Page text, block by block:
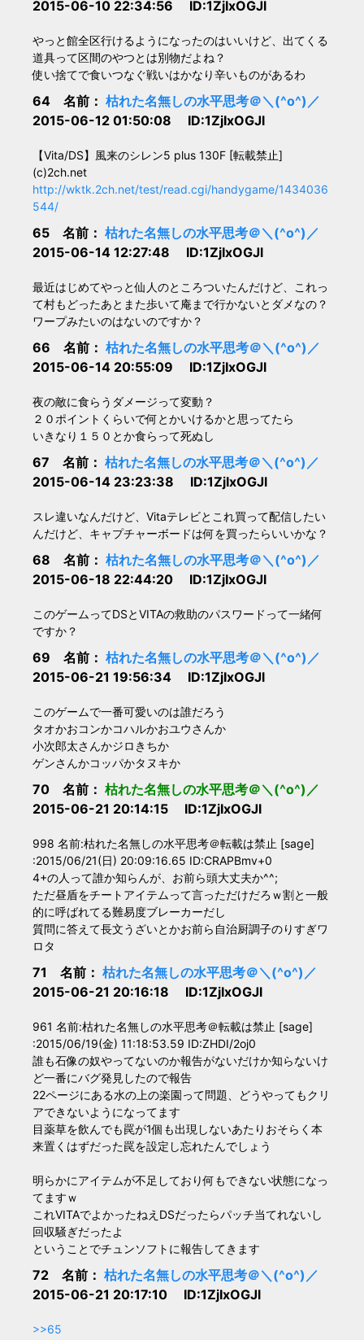
2015-06-10 22:34:56 ID:1ZjIxOGJl
やっと館全区行けるようになったのはいいけど、出てくる
道具って区間のやつとは別物だよね？
使い捨てで食いつなぐ戦いはかなり辛いものがあるわ
64 名前： 枯れた名無しの水平思考＠＼(^o^)／
2015-06-12 01:50:08 ID:1ZjIxOGJl
【Vita/DS】風来のシレン5 plus 130F [転載禁止]
(c)2ch.net
http://wktk.2ch.net/test/read.cgi/handygame/1434036
544/
65 名前： 枯れた名無しの水平思考＠＼(^o^)／
2015-06-14 12:27:48 ID:1ZjIxOGJl
最近はじめてやっと仙人のところついたんだけど、これっ
て村もどったあとまた歩いて庵まで行かないとダメなの？
ワープみたいのはないのですか？
66 名前： 枯れた名無しの水平思考＠＼(^o^)／
2015-06-14 20:55:09 ID:1ZjIxOGJl
夜の敵に食らうダメージって変動？
２０ポイントくらいで何とかいけるかと思ってたら
いきなり１５０とか食らって死ぬし
67 名前： 枯れた名無しの水平思考＠＼(^o^)／
2015-06-14 23:23:38 ID:1ZjIxOGJl
スレ違いなんだけど、Vitaテレビとこれ買って配信したい
んだけど、キャプチャーボードは何を買ったらいいかな？
68 名前： 枯れた名無しの水平思考＠＼(^o^)／
2015-06-18 22:44:20 ID:1ZjIxOGJl
このゲームってDSとVITAの救助のパスワードって一緒何
ですか？
69 名前： 枯れた名無しの水平思考＠＼(^o^)／
2015-06-21 19:56:34 ID:1ZjIxOGJl
このゲームで一番可愛いのは誰だろう
タオかおコンかコハルかおユウさんか
小次郎太さんかジロきちか
ゲンさんかコッパかタヌキか
70 名前： 枯れた名無しの水平思考＠＼(^o^)／
2015-06-21 20:14:15 ID:1ZjIxOGJl
998 名前:枯れた名無しの水平思考＠転載は禁止 [sage]
:2015/06/21(日) 20:09:16.65 ID:CRAPBmv+0
4+の人って誰か知らんが、お前ら頭大丈夫か^^;
ただ昼盾をチートアイテムって言っただけだろｗ割と一般
的に呼ばれてる難易度ブレーカーだし
質問に答えて長文うざいとかお前ら自治厨調子のりすぎワ
ロタ
71 名前： 枯れた名無しの水平思考＠＼(^o^)／
2015-06-21 20:16:18 ID:1ZjIxOGJl
961 名前:枯れた名無しの水平思考＠転載は禁止 [sage]
:2015/06/19(金) 11:18:53.59 ID:ZHDI/2oj0
誰も石像の奴やってないのか報告がないだけか知らないけ
ど一番にバグ発見したので報告
22ページにある水の上の楽園って問題、どうやってもクリ
アできないようになってます
目薬草を飲んでも罠が1個も出現しないあたりおそらく本
来置くはずだった罠を設定し忘れたんでしょう
明らかにアイテムが不足しており何もできない状態になっ
てますｗ
これVITAでよかったねえDSだったらパッチ当てれないし
回収騒ぎだったよ
ということでチュンソフトに報告してきます
72 名前： 枯れた名無しの水平思考＠＼(^o^)／
2015-06-21 20:17:10 ID:1ZjIxOGJl
>>65